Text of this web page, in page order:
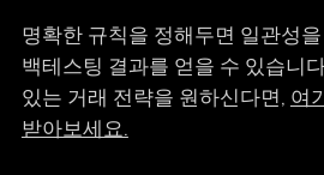
명확한 규칙을 정해두면 일관성
백테스팅 결과를 얻을 수 있습니
있는 거래 전략을 원하신다면, 여
받아보세요.